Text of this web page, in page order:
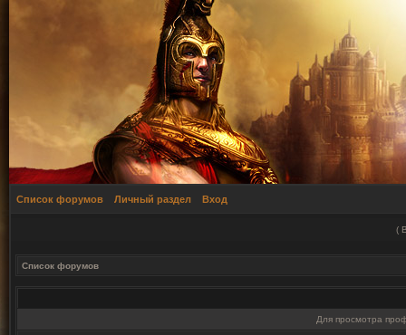
Список форумов Личный раздел Вход
(
Список форумов
Для просмотра